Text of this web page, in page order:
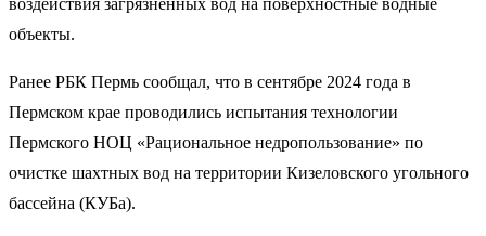
объекты.
Ранее РБК Пермь сообщал, что в сентябре 2024 года в
Пермском крае проводились испытания технологии
Пермского НОЦ «Рациональное недропользование» по
очистке шахтных вод на территории Кизеловского угольного
бассейна (КУБа).